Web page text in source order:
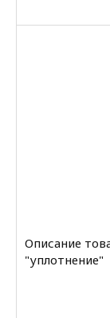
Описание
"уплотнение"